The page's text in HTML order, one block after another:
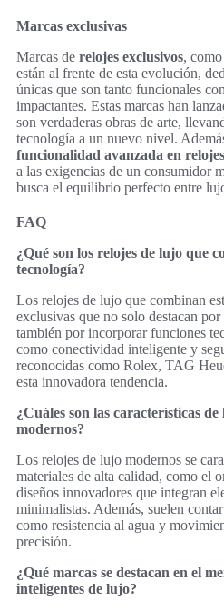
Marcas exclusivas
Marcas de relojes exclusivos,
están al frente de esta evolución,
únicas que son tanto funcionales
impactantes. Estas marcas han
son verdaderas obras de arte,
tecnología a un nuevo nivel.
funcionalidad avanzada en relojes
a las exigencias de un consumidor
busca el equilibrio perfecto entre
FAQ
¿Qué son los relojes de lujo que
tecnología?
Los relojes de lujo que combinan
exclusivas que no solo destacan
también por incorporar funciones
como conectividad inteligente y
reconocidas como Rolex, TAG
esta innovadora tendencia.
¿Cuáles son las características
modernos?
Los relojes de lujo modernos se
materiales de alta calidad, como el
diseños innovadores que integran
minimalistas. Además, suelen
como resistencia al agua y
precisión.
¿Qué marcas se destacan en el
inteligentes de lujo?